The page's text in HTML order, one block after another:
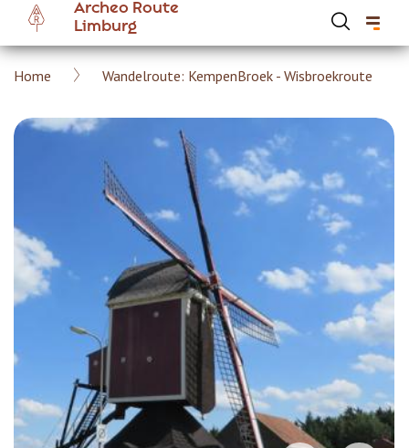
Overslaan
naar
gaan
Archeo Route
Limburg
Kruimelpad
Home Wandelroute: KempenBroek - Wisbroekroute